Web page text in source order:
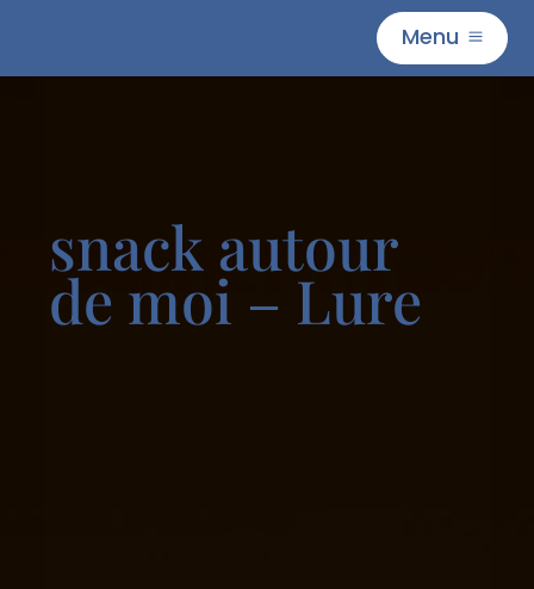
MenuM
snack autour
de moi – Lure